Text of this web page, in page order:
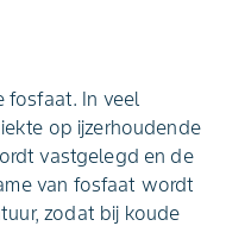
fosfaat. In veel
op ijzerhoudende
vastgelegd en de
van fosfaat wordt
zodat bij koude